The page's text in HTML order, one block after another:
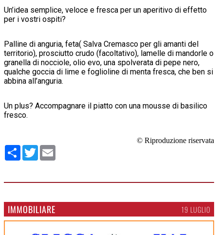
Un’idea semplice, veloce e fresca per un aperitivo di effetto
per i vostri ospiti?
Palline di anguria, feta( Salva Cremasco per gli amanti del
territorio), prosciutto crudo (facoltativo), lamelle di mandorle o
granella di nocciole, olio evo, una spolverata di pepe nero,
qualche goccia di lime e foglioline di menta fresca, che ben si
abbina all’anguria.
Un plus? Accompagnare il piatto con una mousse di basilico
fresco.
© Riproduzione riservata
Condividi
Twitter
IMMOBILIARE 19 LUGLIO